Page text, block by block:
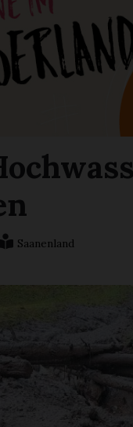
Saanenland